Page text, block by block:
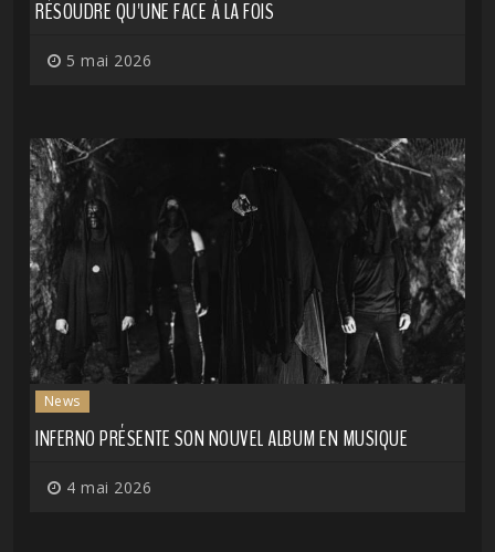
RÉSOUDRE QU'UNE FACE À LA FOIS
5 mai 2026
News
INFERNO PRÉSENTE SON NOUVEL ALBUM EN MUSIQUE
4 mai 2026